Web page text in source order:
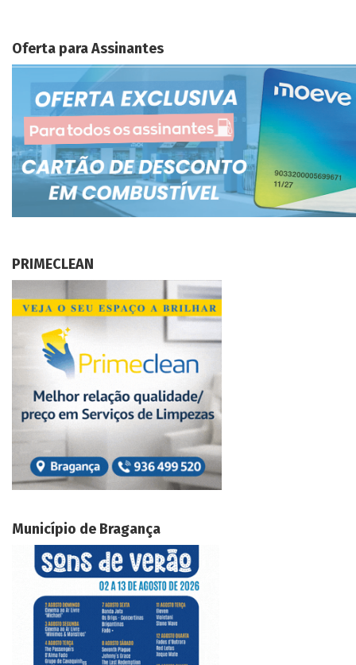
Oferta para Assinantes
PRIMECLEAN
Município de Bragança